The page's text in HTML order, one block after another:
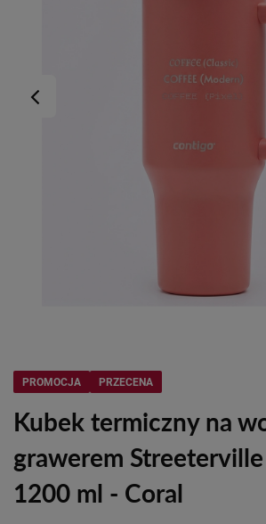
PROMOCJA PRZECENA
Kubek termiczny na
grawerem
1200 ml - Coral